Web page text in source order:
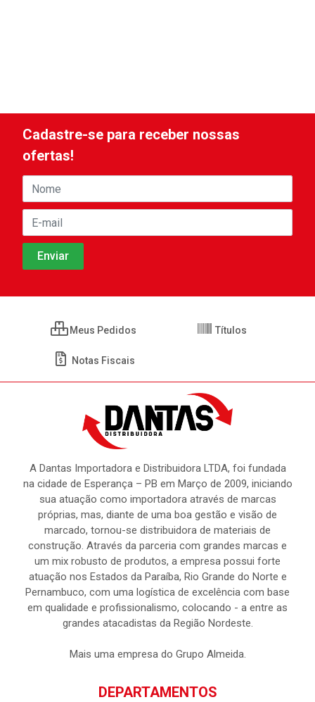
Cadastre-se para receber nossas
ofertas!
Meus Pedidos Títulos
Notas Fiscais
A Dantas Importadora e Distribuidora LTDA, foi fundada
na cidade de Esperança – PB em Março de 2009, iniciando
sua atuação como importadora através de marcas
próprias, mas, diante de uma boa gestão e visão de
marcado, tornou-se distribuidora de materiais de
construção. Através da parceria com grandes marcas e
um mix robusto de produtos, a empresa possui forte
atuação nos Estados da Paraíba, Rio Grande do Norte e
Pernambuco, com uma logística de excelência com base
em qualidade e profissionalismo, colocando - a entre as
grandes atacadistas da Região Nordeste.
Mais uma empresa do Grupo Almeida.
DEPARTAMENTOS